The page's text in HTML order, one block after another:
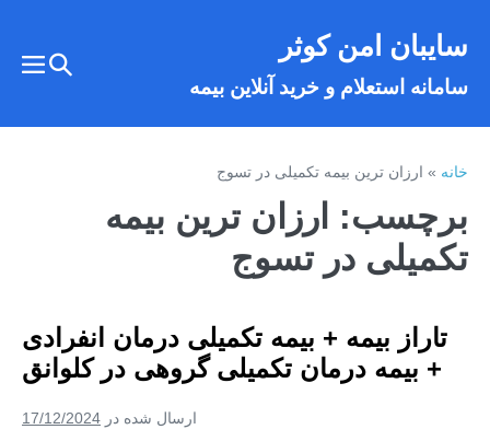
سایبان امن کوثر
سامانه استعلام و خرید آنلاین بیمه
تغییر
خانه»ارزان ترین بیمه تکمیلی در تسوج
برچسب: ارزان ترین بیمه
تکمیلی در تسوج
تاراز بیمه + بیمه تکمیلی درمان انفرادی
+ بیمه درمان تکمیلی گروهی در کلوانق
ارسال شده در 17/12/2024